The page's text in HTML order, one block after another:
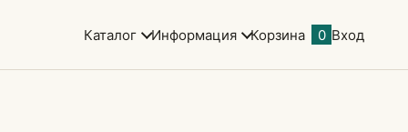
Каталог Информация Корзина 0 Вход